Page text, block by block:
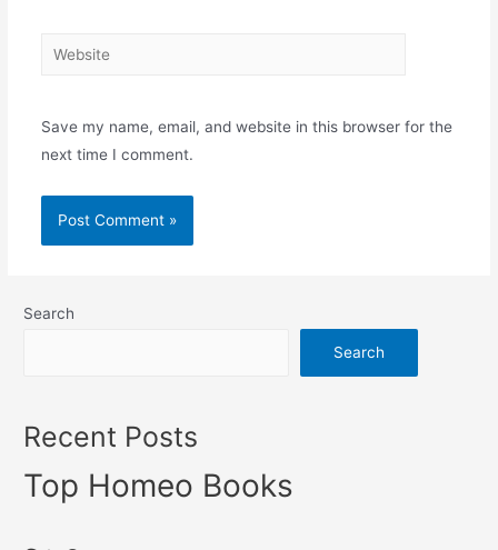
Website
Save my name, email, and website in this browser for the
next time I comment.
Search
Search
Recent Posts
Top Homeo Books